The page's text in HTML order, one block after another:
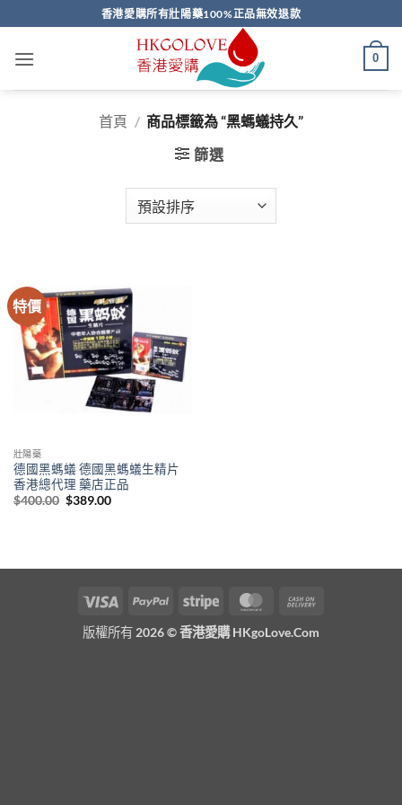
to
content
香港愛購所有壯陽藥100%正品無效退款
0
首頁 / 商品標籤為 “黑螞蟻持久”
篩選
特價
壯陽藥
德國黑螞蟻 德國黑螞蟻生精片
香港總代理 藥店正品
$400.00 Original
$389.00Current
Visa PayPal Stripe MasterCard
版權所有 2026 ©香港愛購 HKgoLove.Com